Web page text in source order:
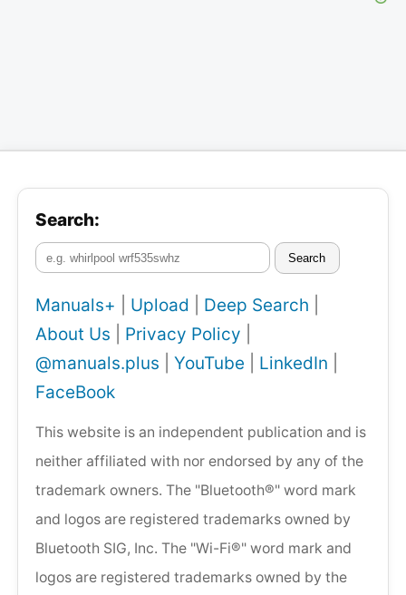
Search:
Search
Manuals+ Upload Deep Search
About Us
Privacy Policy
@manuals.plus
YouTube LinkedIn
FaceBook
This website is an independent publication and is
neither affiliated with nor endorsed by any of the
trademark owners. The "Bluetooth®" word mark
and logos are registered trademarks owned by
Bluetooth SIG, Inc. The "Wi-Fi®" word mark and
logos are registered trademarks owned by the